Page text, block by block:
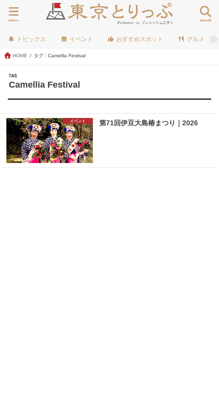
search
menu
トピックス イベント おすすめスポット グルメ
HOME タグ : Camellia Festival
TAG
Camellia Festival
イベント 第71回伊豆大島椿まつり｜2026